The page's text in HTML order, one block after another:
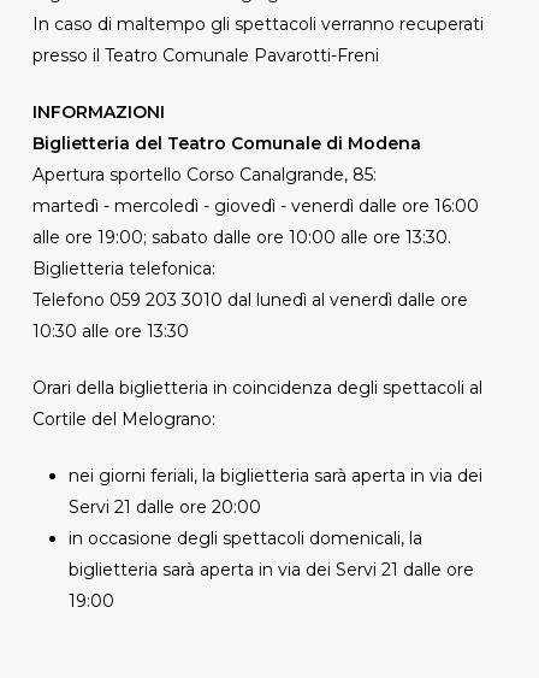
In caso di maltempo gli spettacoli verranno recuperati
presso il Teatro Comunale Pavarotti-Freni
INFORMAZIONI
Biglietteria del Teatro Comunale di Modena
Apertura sportello Corso Canalgrande, 85:
martedì - mercoledì - giovedì - venerdì dalle ore 16:00
alle ore 19:00; sabato dalle ore 10:00 alle ore 13:30.
Biglietteria telefonica:
Telefono 059 203 3010 dal lunedì al venerdì dalle ore
10:30 alle ore 13:30
Orari della biglietteria in coincidenza degli spettacoli al
Cortile del Melograno:
nei giorni feriali, la biglietteria sarà aperta in via dei
Servi 21 dalle ore 20:00
in occasione degli spettacoli domenicali, la
biglietteria sarà aperta in via dei Servi 21 dalle ore
19:00